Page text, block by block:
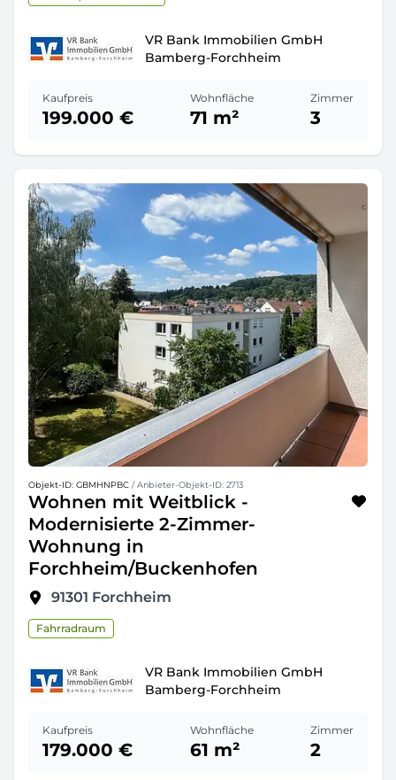
VR Bank Immobilien GmbH
Bamberg-Forchheim
Kaufpreis
199.000 €
Wohnfläche
71 m²
Zimmer
3
Objekt-ID: GBMHNPBC / Anbieter-Objekt-ID: 2713
Wohnen mit Weitblick -
Modernisierte 2-Zimmer-
Wohnung in
Forchheim/Buckenhofen
91301 Forchheim
Fahrradraum
VR Bank Immobilien GmbH
Bamberg-Forchheim
Kaufpreis
179.000 €
Wohnfläche
61 m²
Zimmer
2